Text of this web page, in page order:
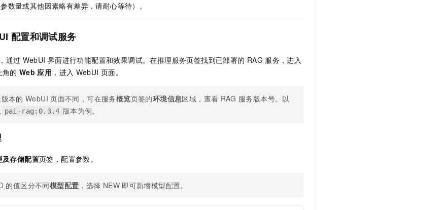
数量或其他因素略有差异，请耐心等待）。
配置和调试服务
通过 WebUI 界面进行功能配置和效果调试。在推理服务页签找到已部署的 RAG 服务，进入
的 Web 应用 ，进入 WebUI 页面。
本的 WebUI 页面不同，可在服务概览页签的环境信息区域，查看 RAG 服务版本号。以
pai-rag:0.3.4 版本为例。
及存储配置页签，配置参数。
的值区分不同模型配置 ，选择 NEW 即可新增模型配置。